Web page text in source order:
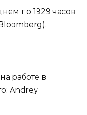
по 1929 часов
работе в
Andrey